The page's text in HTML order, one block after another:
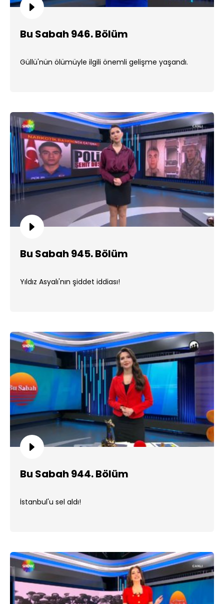
Bu Sabah 946. Bölüm
Güllü'nün ölümüyle ilgili önemli gelişme yaşandı.
Bu Sabah 945. Bölüm
Yıldız Asyalı'nın şiddet iddiası!
Bu Sabah 944. Bölüm
İstanbul'u sel aldı!